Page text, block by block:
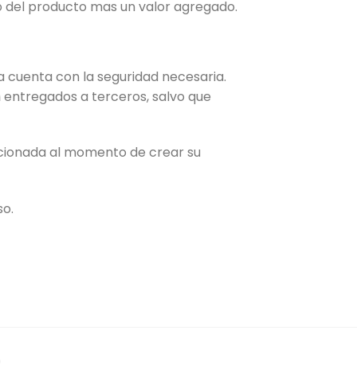
producto mas un valor agregado.
con la seguridad necesaria.
a terceros, salvo que
al momento de crear su